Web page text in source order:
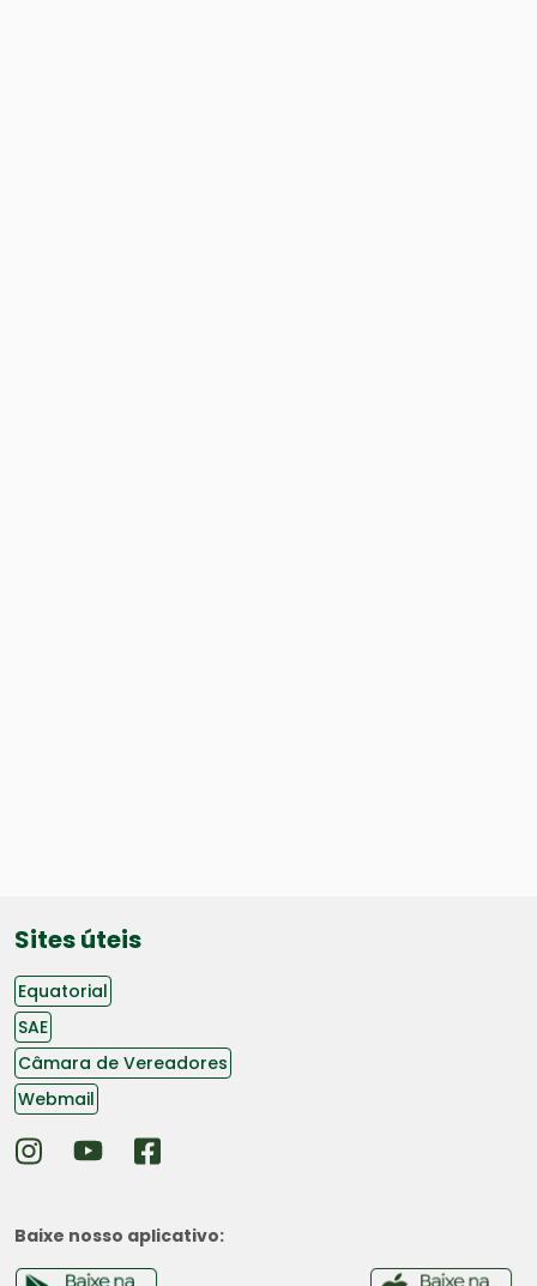
Sites úteis
Equatorial
SAE
Câmara de Vereadores
Webmail
Baixe nosso aplicativo: